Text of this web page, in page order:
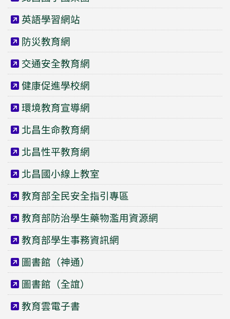
英語學習網站
防災教育網
交通安全教育網
健康促進學校網
環境教育宣導網
北昌生命教育網
北昌性平教育網
北昌國小線上教室
教育部全民安全指引專區
教育部防治學生藥物濫用資源網
教育部學生事務資訊網
圖書館（神通）
圖書館（全誼）
教育雲電子書